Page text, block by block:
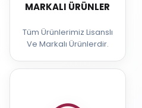
MARKALI ÜRÜNLER
Tüm Ürünlerimiz Lisanslı
Ve Markalı Ürünlerdir.